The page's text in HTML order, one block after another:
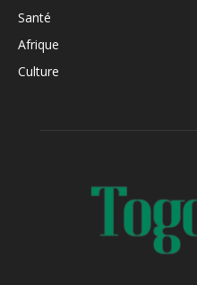
Santé
Afrique
Culture